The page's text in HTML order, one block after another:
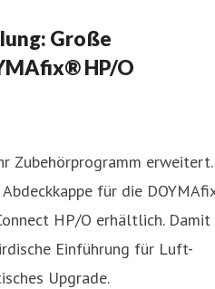
Große
HP/O
Zubehörprogramm erweitert.
für die
HP/O erhältlich. Damit
Einführung für Luft-
Upgrade.